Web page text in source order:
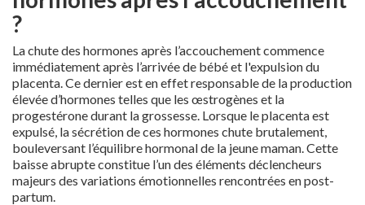
?
La chute des hormones après l’accouchement commence
immédiatement après l’arrivée de bébé et l'expulsion du
placenta. Ce dernier est en effet responsable de la production
élevée d’hormones telles que les œstrogènes et la
progestérone durant la grossesse. Lorsque le placenta est
expulsé, la sécrétion de ces hormones chute brutalement,
bouleversant l’équilibre hormonal de la jeune maman. Cette
baisse abrupte constitue l’un des éléments déclencheurs
majeurs des variations émotionnelles rencontrées en post-
partum.